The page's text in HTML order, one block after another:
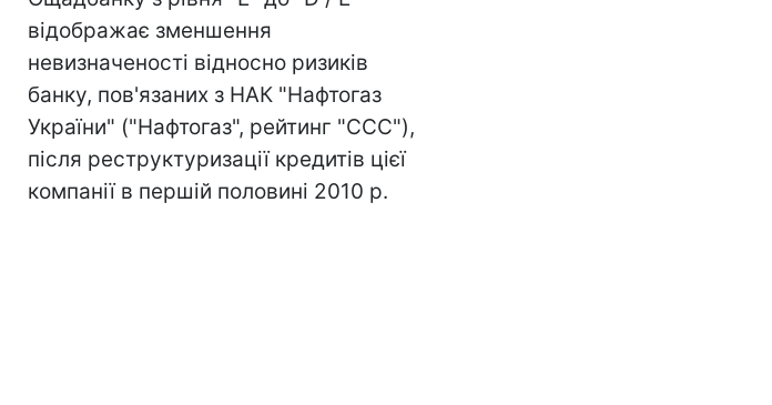
відображає зменшення
невизначеності відносно ризиків
банку, пов'язаних з НАК "Нафтогаз
України" ("Нафтогаз", рейтинг "CCC"),
після реструктуризації кредитів цієї
компанії в першій половині 2010 р.